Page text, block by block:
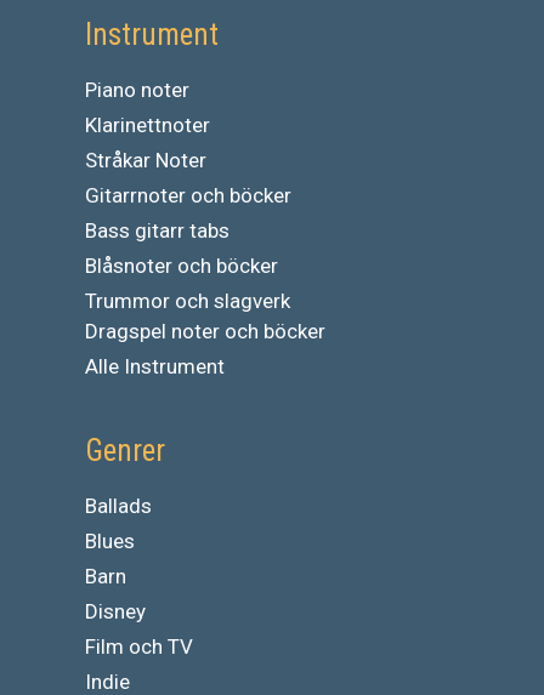
Instrument
Piano noter
Klarinettnoter
Stråkar Noter
Gitarrnoter och böcker
Bass gitarr tabs
Blåsnoter och böcker
Trummor och slagverk
Dragspel noter och böcker
Alle Instrument
Genrer
Ballads
Blues
Barn
Disney
Film och TV
Indie